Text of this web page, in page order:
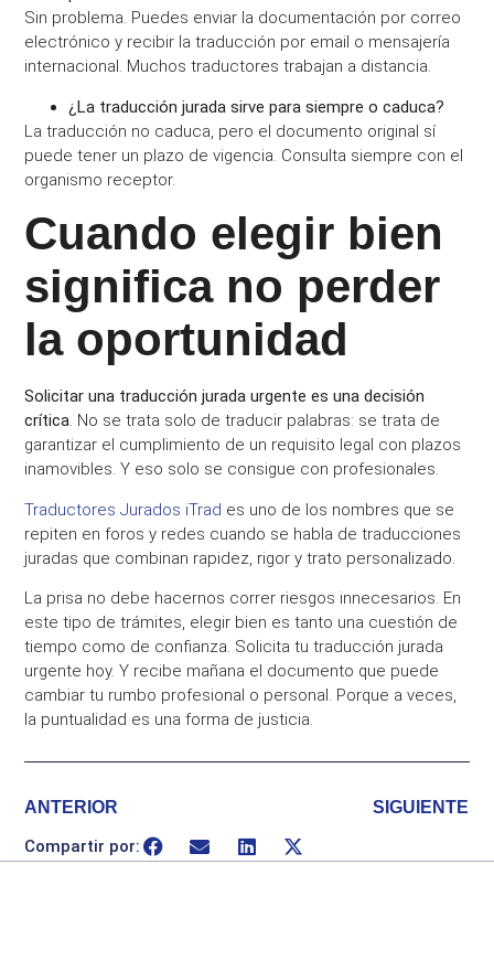
Sin problema. Puedes enviar la documentación por correo
electrónico y recibir la traducción por email o mensajería
internacional. Muchos traductores trabajan a distancia.
¿La traducción jurada sirve para siempre o caduca?
La traducción no caduca, pero el documento original sí
puede tener un plazo de vigencia. Consulta siempre con el
organismo receptor.
Cuando elegir bien
significa no perder
la oportunidad
Solicitar una traducción jurada urgente es una decisión
crítica. No se trata solo de traducir palabras: se trata de
garantizar el cumplimiento de un requisito legal con plazos
inamovibles. Y eso solo se consigue con profesionales.
Traductores Jurados iTrad es uno de los nombres que se
repiten en foros y redes cuando se habla de traducciones
juradas que combinan rapidez, rigor y trato personalizado.
La prisa no debe hacernos correr riesgos innecesarios. En
este tipo de trámites, elegir bien es tanto una cuestión de
tiempo como de confianza. Solicita tu traducción jurada
urgente hoy. Y recibe mañana el documento que puede
cambiar tu rumbo profesional o personal. Porque a veces,
la puntualidad es una forma de justicia.
ANTERIOR SIGUIENTE
Compartir por: